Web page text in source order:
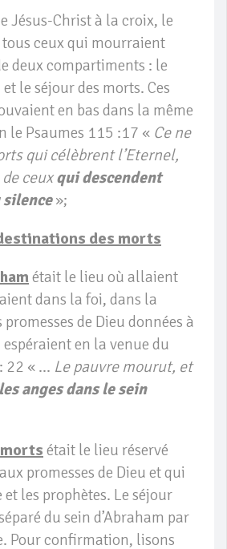
Jésus-Christ à la croix, le
ceux qui mourraient
deux compartiments : le
le séjour des morts. Ces
en bas dans la même
le Psaumes 115 :17 « Ce ne
qui célèbrent l’Eternel,
de ceuxqui descendent
silence»;
des morts
était le lieu où allaient
dans la foi, dans la
de Dieu données à
en la venue du
22 « … Le pauvre mourut, et
les anges dans le sein
était le lieu réservé
promesses de Dieu et qui
les prophètes. Le séjour
du sein d’Abraham par
Pour confirmation, lisons